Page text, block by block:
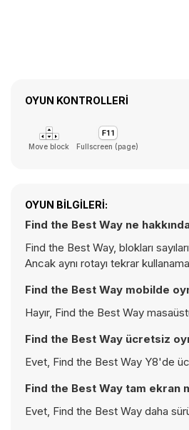
OYUN KONTROLLERI
Move block Fullscreen (page)
OYUN BILGILERI:
Find the Best Way ne
Find the Best Way, blokları
Ancak aynı rotayı tekrar
Find the Best Way mobilde
Hayır, Find the Best Way
Find the Best Way ücretsiz
Evet, Find the Best Way Y8'de
Find the Best Way tam ekran
Evet, Find the Best Way daha